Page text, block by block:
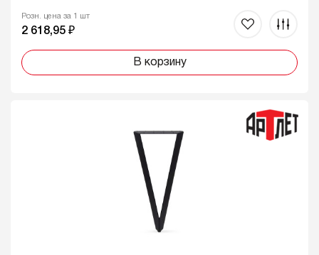
Розн. цена за 1 шт
2 618,95 ₽
В корзину